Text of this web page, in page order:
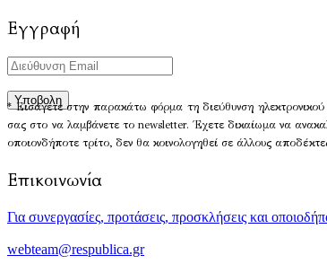
Εγγραφή
* Εισάγετε στην παρακάτω φόρμα τη διεύθυνση
σας στο να λαμβάνετε το newsletter. Έχετε δικαίωμα να
οποιονδήποτε τρίτο, δεν θα κοινολογηθεί σε άλλους
Επικοινωνία
Για συνεργασίες, προτάσεις, προσκλήσεις και
webteam@respublica.gr